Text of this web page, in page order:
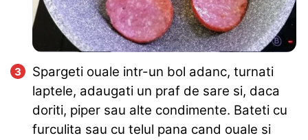
Spargeti ouale intr-un bol adanc, turnati
laptele, adaugati un praf de sare si, daca
doriti, piper sau alte condimente. Bateti cu
furculita sau cu telul pana cand ouale si